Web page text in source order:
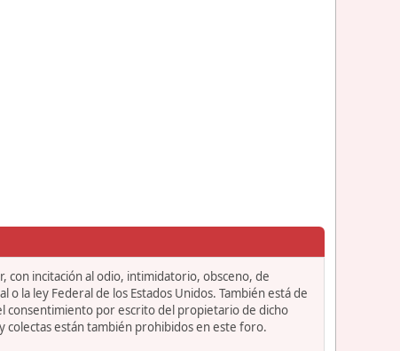
con incitación al odio, intimidatorio, obsceno, de
la ley Federal de los Estados Unidos. También está de
consentimiento por escrito del propietario de dicho
colectas están también prohibidos en este foro.